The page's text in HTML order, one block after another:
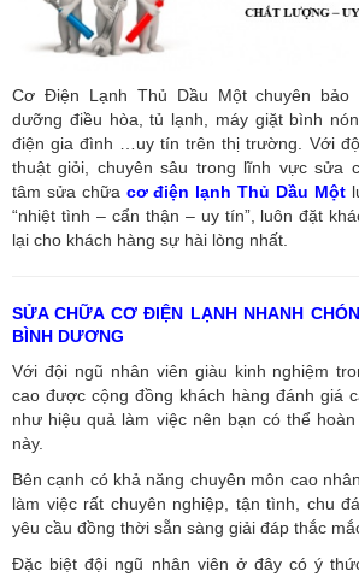
Cơ Điện Lạnh Thủ Dầu Một chuyên bảo
dưỡng điều hòa, tủ lạnh, máy giặt bình
điện gia đình …uy tín trên thị trường. Với
thuật giỏi, chuyên sâu trong lĩnh vực sửa
tâm sửa chữa cơ điện lạnh Thủ Dầu Một
“nhiệt tình – cẩn thận – uy tín”, luôn đặt
lại cho khách hàng sự hài lòng nhất.
SỬA CHỮA CƠ ĐIỆN LẠNH NHANH
BÌNH DƯƠNG
Với đội ngũ nhân viên giàu kinh nghiệm
cao được cộng đồng khách hàng đánh giá
như hiệu quả làm việc nên bạn có thể
này.
Bên cạnh có khả năng chuyên môn cao
làm việc rất chuyên nghiệp, tận tình, chu
yêu cầu đồng thời sẵn sàng giải đáp thắc
Đặc biệt đội ngũ nhân viên ở đây có ý